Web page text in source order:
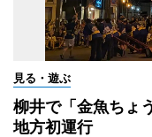
見る・遊ぶ
柳井で「金魚ちょ
地方初運行